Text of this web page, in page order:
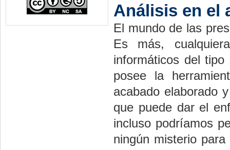
Análisis en el
El mundo de las
Es más,
informáticos del tipo
posee la
acabado elaborado
que puede dar el
incluso podríamos
ningún misterio